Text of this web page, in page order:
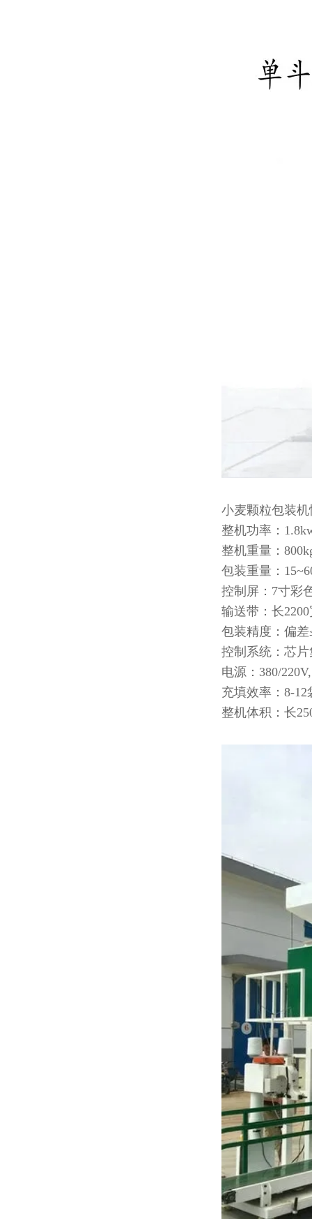
小麦颗粒包装
整机功率：
整机重量：
包装重量：
控制屏：7寸彩
输送带：长2200
包装精度：偏差
控制系统：芯
电源：380/
充填效率：8-
整机体积：长